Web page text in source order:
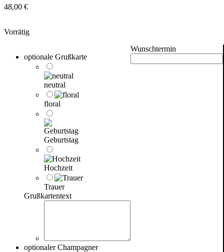
48,00 €
Vorrätig
optionale Grußkarte
neutral
floral
Geburtstag
Hochzeit
Trauer
Grußkartentext
optionaler Champagner
Wunschtermin